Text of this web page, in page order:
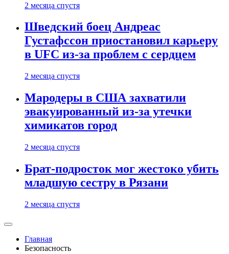
2 месяца спустя
Шведский боец Андреас
Густафссон приостановил карьеру
в UFC из-за проблем с сердцем
2 месяца спустя
Мародеры в США захватили
эвакуированный из-за утечки
химикатов город
2 месяца спустя
Брат-подросток мог жестоко убить
младшую сестру в Рязани
2 месяца спустя
Главная
Безопасность